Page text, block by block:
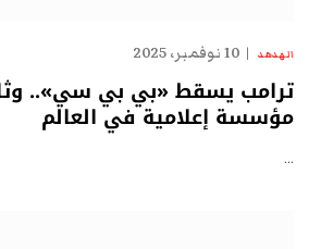
الهدهد 10 نوفمبر، 2025
ترامب يسقط «بي بي سي»..
مؤسسة إعلامية في العالم
…